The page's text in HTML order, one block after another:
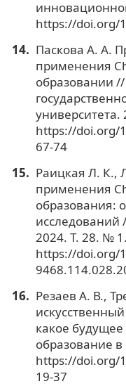
https://doi.org/
Паскова А. А.
применения
образовании
https://doi.org/
67-74
Раицкая Л. К.,
применения
образования:
исследований
2024. Т. 28. № 1.
https://doi.org/
Резаев А. В.,
какое
образование
https://doi.org/
19-37